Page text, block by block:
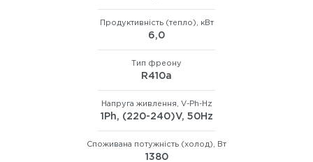
Продуктивність (тепло), кВт
6,0
Тип фреону
R410а
Напруга живлення, V-Ph-Hz
1Ph, (220-240)V, 50Hz
Споживана потужність (холод), Вт
1380